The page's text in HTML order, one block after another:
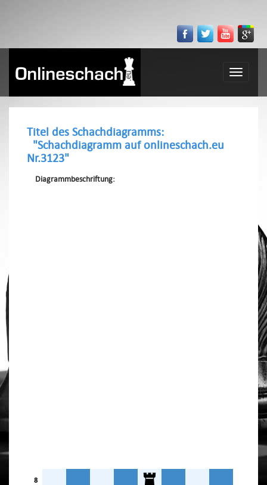
Toggle
Titel des Schachdiagramms:
"Schachdiagramm auf onlineschach.eu
Nr.3123"
Diagrammbeschriftung:
8